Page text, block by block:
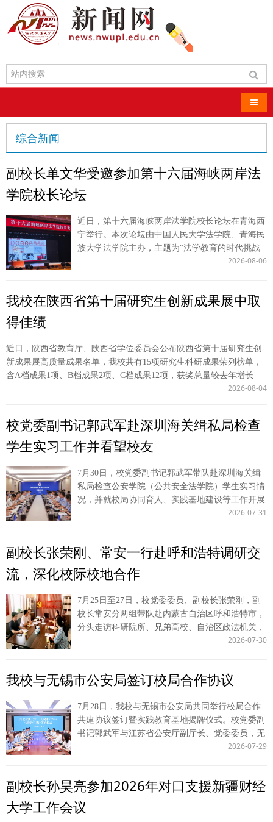
导航
综合新闻
副校长单文华受邀参加第十六届海峡两岸法
学院校长论坛
近日，第十六届海峡两岸法学院校长论坛在青海西
宁举行。本次论坛由中国人民大学法学院、青海民
族大学法学院主办，主题为“法学教育的时代挑战
与实践创新”，来自中共中央台办、国务院台办领
校长单文华应邀参会并作主旨演讲。 中国法学教
校长赵海兴等出席会议开幕式并致辞。青海民族大
学副校长肖玉兰主持开幕式。 单文华作题为《实
践为基 创新为翼——新时代法学教育的西法探索
与两岸合作》主旨演讲。他结合西北政法大学的探
深入论述，指出新时代法学教育应当锚定实践需求
法学教育对法治实践的适配性。 我校港澳台工作
学科背景下复合型法治人才的培养机制”与“法学教
育的时代挑战与实践创新”等专题报告环节作了发
言。 海峡两岸法学院校长论坛是由两岸法学院校
于2010年共同发起设立，迄今已连续举办16届，成
动，为推动两岸法学教育发展贡献力量。 （供
稿：涉外法治研究中心 撰稿：贺帅帅 审核：王莹
莹）
2026-08-06
我校在陕西省第十届研究生创新成果展中取
得佳绩
近日，陕西省教育厅、陕西省学位委员会公布陕西省第十届研究生创
新成果展高质量成果名单，我校共有15项研究生科研成果荣列榜单，
含A档成果1项、B档成果2项、C档成果12项，获奖总量较去年增长
25%。研究生院马越昊同志被评为陕西省第十届研究生创新成果展 “表
式 获奖档次 1 文科 数据要素助推全国统一大市场建设机制研究——
基于创新要素流动视角 张笑笛 王胜利 论文 A 2 文科 破界与重构：法
律博士专业学位教育的“西北”路径探索 王朋 陈玺 论文 B 3 文科 数字
法治政府时代行政程序的变革与法律调适 马玲燕 王周户 论文 B 4 文
科 关于促进我国跨境电商海外仓高质量发展的建议 杨易凡 张超汉 决
策咨询文稿 C 5 文科 中国式现代化背景下政治学自主知识体系建构中
的本土资源及其能动创造 邹佳君 张师伟 论文 C 6 文科 生成式人工智
能时代次生政治舆论的发展结果及治理策略 杨丹妮 张爱军 论文 C 7
决策咨询文稿 C 8 文科 新质生产力跃迁中的首发经济赋能：动态演化
义务的“相应责任”解构——以比例连带责任为中心 丁元 倪楠 论文 C
平 论文 C 11 文科 科学规范审计的解构、归因与效应——基于
DeepSeek应用 陈思奇 徐京平 论文 C 12 文科 关于《欧盟市场禁止强
迫劳动产品条例》制约中欧经贸关系的应对建议 程嘉钰 张超汉 决策
咨询文稿 C 13 文科 DeepSeek技术在社会保险基金预算审计中的应用
效率投资与制造业企业全要素生产率 李笑迎 李丹丹 论文 C 陕西省
生创新培育成效、促进学术互通与成果转化的权威平台。本届展会面
向全省各研究生培养单位征集原创科研成果，分四大门类开展评审遴
选，设置 A、B、C 三档高质量成果。展会立足深化研究生教育综合改
革，着力激发研究生创新潜能，搭建面向行业、社会的成果展示窗
生科研创新能力培育，持续完善人才培养体系、搭建多元学术训练平
台，引导研究生坚持理论联系实践，围绕前沿重点方向开展深入探
索，产出一系列兼具学术理论价值与现实应用价值的研究成果。依托
2026-08-04
校党委副书记郭武军赴深圳海关缉私局检查
学生实习工作并看望校友
7月30日，校党委副书记郭武军带队赴深圳海关缉
私局检查公安学院（公共安全法学院）学生实习情
况，并就校局协同育人、实践基地建设等工作开展
调研。深圳海关缉私局局长张军强参加调研并主持
局合作共建以来实习岗位设置、“一对一”导师制带
教、生活保障及安全管理的整体情况。各分局负责
人分别汇报本单位实习生在岗表现与成长情况。实
习生代表结合在侦查、司法鉴定、案件审理等岗位
的真实办案体会作交流发言。 郭武军代表学校感
谢深圳海关缉私局对学校实习实践工作的大力支
持，表示自校局签署合作共建协议以来，深圳海关
雨、见世面、壮筋骨；希望双方在扩大实习规模、
拓展实习专业、深化课题研究、证据法学与侦查程
序规范等领域持续合作，把“实践教育基地”打造成
校局协同育人标杆。 张军强在总结中表示，为中
国式现代化建设培养高素质法治人才，是法学院校
和法治实务部门共同的责任担当，期待双方以实习
解社会，为海关缉私工作作出贡献。 在深期间，
郭武军一行参观了深圳海关缉私局执法办案管理中
心、情报指挥中心、司法鉴定中心等部门，听取深
2026-07-31
副校长张荣刚、常安一行赴呼和浩特调研交
流，深化校际校地合作
7月25日至27日，校党委委员、副校长张荣刚，副
校长常安分两组带队赴内蒙古自治区呼和浩特市，
分头走访科研院所、兄弟高校、自治区政法机关，
推进多层次务实合作。 25日上午，常安带队到访
格日勒、政法所所长白永利等参会。双方紧扣期刊
容深入研讨，交流务实、氛围热烈。 26日下午，
张荣刚带队前往内蒙古财经大学法学院，与该校副
校长晓芳、法学院院长落志筠座谈。两校立足办学
实际，围绕学科专业建设、师资队伍培育、教学资
华民族共同体意识研究基地调研座谈，基地副主
任、中华民族共同体研究中心主任龙长海参会。双
方围绕法学赋能中华民族共同体建设、民族工作法
2026-07-30
我校与无锡市公安局签订校局合作协议
7月28日，我校与无锡市公安局共同举行校局合作
共建协议签订暨实践教育基地揭牌仪式。校党委副
书记郭武军与江苏省公安厅副厅长、党委委员，无
锡市副市长、公安局党委书记、局长谭永生代表双
教育基地”揭牌。我校公安学院（公共安全法学
院）负责人，无锡市公安局领导、相关职能部门负
责人参加活动。 签约仪式座谈会上，郭武军介绍
2026-07-29
副校长孙昊亮参加2026年对口支援新疆财经
大学工作会议